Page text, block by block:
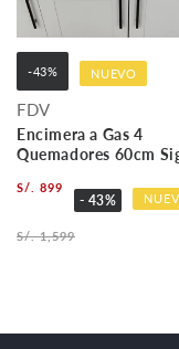
-43% NUEVO
FDV
Encimera a Gas 4
Quemadores 60cm
S/. 899
- 43%
S/. 1,599